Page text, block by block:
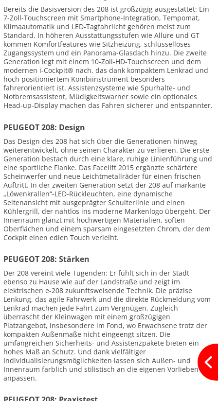
Bereits die Basisversion des 208 ist großzügig ausgestattet: Ein
7-Zoll-Touchscreen mit Smartphone-Integration, Tempomat,
Klimaautomatik und LED-Tagfahrlicht gehören meist zum
Standard. In höheren Ausstattungsstufen wie Allure und GT
kommen Komfortfeatures wie Sitzheizung, schlüsselloses
Zugangssystem und ein Panorama-Glasdach hinzu. Die zweite
Generation legt mit einem 10-Zoll-HD-Touchscreen und dem
modernen i-Cockpit® nach, das dank kompaktem Lenkrad und
hoch positioniertem Kombiinstrument besonders
fahrerorientiert ist. Assistenzsysteme wie Spurhalte- und
Notbremsassistent, Müdigkeitswarner sowie ein optionales
Head-up-Display machen das Fahren sicherer und entspannter.
PEUGEOT 208: Design
Das Design des 208 hat sich über die Generationen hinweg
weiterentwickelt, ohne seinen Charakter zu verlieren. Die erste
Generation bestach durch eine klare, ruhige Linienführung und
eine sportliche Flanke. Das Facelift 2015 ergänzte schärfere
Scheinwerfer und neue Leichtmetallräder für einen frischen
Auftritt. In der zweiten Generation setzt der 208 auf markante
„Löwenkrallen“-LED-Rückleuchten, eine dynamische
Seitenansicht mit ausgeprägter Schulterlinie und einen
Kühlergrill, der nahtlos ins moderne Markenlogo übergeht. Der
Innenraum glänzt mit hochwertigen Materialien, soften
Oberflächen und einem sparsam eingesetzten Chrom, der dem
Cockpit einen edlen Touch verleiht.
PEUGEOT 208: Stärken
Der 208 vereint viele Tugenden: Er fühlt sich in der Stadt
ebenso zu Hause wie auf der Landstraße und zeigt im
elektrischen e-208 zukunftsweisende Technik. Die präzise
Lenkung, das agile Fahrwerk und die direkte Rückmeldung vom
Lenkrad machen jede Fahrt zum Vergnügen. Zugleich
überrascht der Kleinwagen mit einem großzügigen
Platzangebot, insbesondere im Fond, wo Erwachsene trotz der
kompakten Außenmaße nicht eingeengt sitzen. Die
umfangreichen Sicherheits- und Assistenzpakete bieten ein
hohes Maß an Schutz. Und dank vielfältiger
Individualisierungsmöglichkeiten lassen sich Außen- und
Innenraum farblich und stilistisch an die eigenen Vorlieben
anpassen.